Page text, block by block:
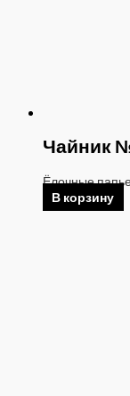
Чайник
Ёлочные
В корзину